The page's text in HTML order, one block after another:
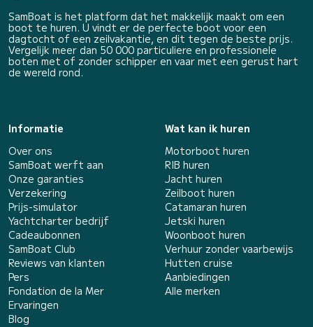
SamBoat is het platform dat het makkelijk maakt om een
boot te huren. U vindt er de perfecte boot voor een
dagtocht of een zeilvakantie, en dit tegen de beste prijs.
Vergelijk meer dan 50 000 particuliere en professionele
boten met of zonder schipper en vaar met een gerust hart
de wereld rond.
Informatie
Over ons
SamBoat werft aan
Onze garanties
Verzekering
Prijs-simulator
Yachtcharter bedrijf
Cadeaubonnen
SamBoat Club
Reviews van klanten
Pers
Fondation de la Mer
Ervaringen
Blog
Wat kan ik huren
Motorboot huren
RIB huren
Jacht huren
Zeilboot huren
Catamaran huren
Jetski huren
Woonboot huren
Verhuur zonder vaarbewijs
Hutten cruise
Aanbiedingen
Alle merken